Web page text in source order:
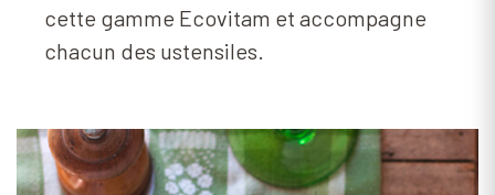
cette gamme Ecovitam et accompagne
chacun des ustensiles.